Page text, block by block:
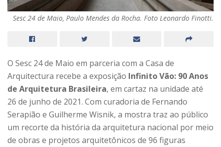
Sesc 24 de Maio, Paulo Mendes da Rocha. Foto Leonardo Finotti.
O Sesc 24 de Maio em parceria com a Casa de
Arquitectura recebe a exposição Infinito Vão: 90 Anos
de Arquitetura Brasileira, em cartaz na unidade até
26 de junho de 2021. Com curadoria de Fernando
Serapião e Guilherme Wisnik, a mostra traz ao público
um recorte da história da arquitetura nacional por meio
de obras e projetos arquitetônicos de 96 figuras